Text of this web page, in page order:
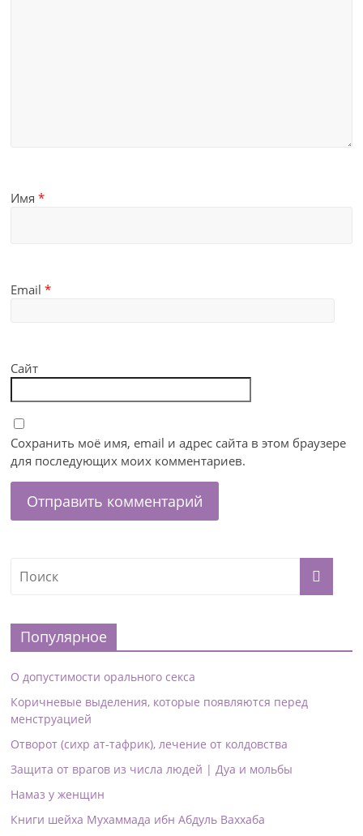
Имя*
Email*
Сайт
Сохранить моё имя, email и адрес сайта в этом браузере
для последующих моих комментариев.
Популярное
О допустимости орального секса
Коричневые выделения, которые появляются перед
менструацией
Отворот (сихр ат-тафрик), лечение от колдовства
Защита от врагов из числа людей | Дуа и мольбы
Намаз у женщин
Книги шейха Мухаммада ибн Абдуль Ваххаба